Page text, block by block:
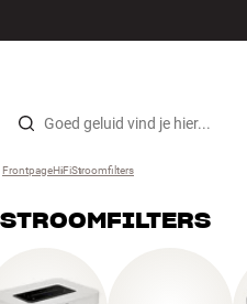
Skip to content
Luidsprekers
Surround
Frontpage ›
HiFi ›
Stroomfilters
STROOMFILTERS